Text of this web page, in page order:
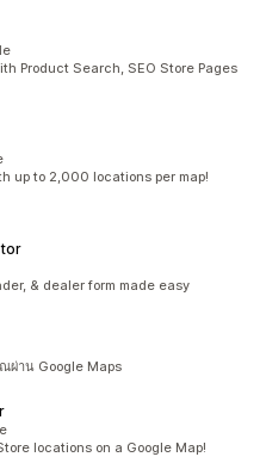
Product Search, SEO Store Pages
up to 2,000 locations per map!
& dealer form made easy
ผ่าน Google Maps
locations on a Google Map!